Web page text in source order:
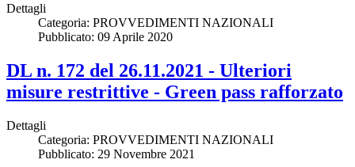
Dettagli
Categoria: PROVVEDIMENTI NAZIONALI
Pubblicato: 09 Aprile 2020
DL n. 172 del 26.11.2021 - Ulteriori
misure restrittive - Green pass rafforzato
Dettagli
Categoria: PROVVEDIMENTI NAZIONALI
Pubblicato: 29 Novembre 2021